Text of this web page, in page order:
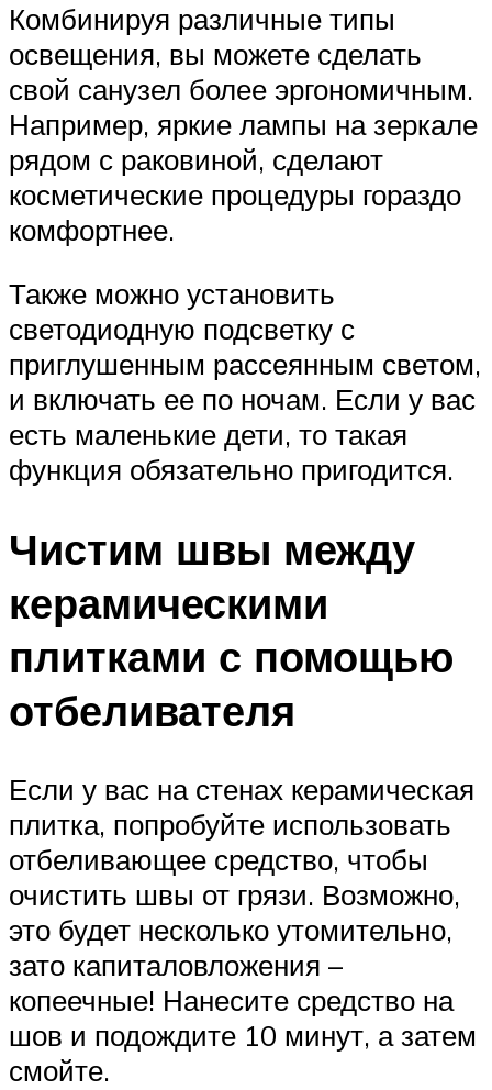
Комбинируя различные типы
освещения, вы можете сделать
свой санузел более эргономичным.
Например, яркие лампы на зеркале
рядом с раковиной, сделают
косметические процедуры гораздо
комфортнее.
Также можно установить
светодиодную подсветку с
приглушенным рассеянным светом,
и включать ее по ночам. Если у вас
есть маленькие дети, то такая
функция обязательно пригодится.
Чистим швы между
керамическими
плитками с помощью
отбеливателя
Если у вас на стенах керамическая
плитка, попробуйте использовать
отбеливающее средство, чтобы
очистить швы от грязи. Возможно,
это будет несколько утомительно,
зато капиталовложения –
копеечные! Нанесите средство на
шов и подождите 10 минут, а затем
смойте.